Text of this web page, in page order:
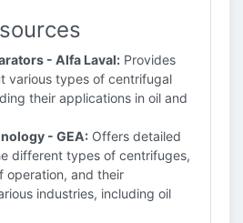
- Alfa Laval: Provides
various types of centrifugal
their applications in oil and
- GEA: Offers detailed
different types of centrifuges,
operation, and their
industries, including oil